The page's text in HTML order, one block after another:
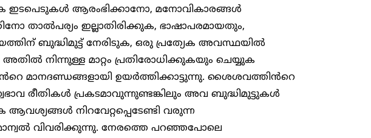
ഇടപെടുകൾ ആരംഭിക്കാനോ, മനോവികാരങ്ങൾ
താൽപര്യം ഇല്ലാതിരിക്കുക, ഭാഷാപരമായതും,
ബുദ്ധിമുട്ട് നേരിടുക, ഒരു പ്രത്യേക അവസ്ഥയിൽ
നിന്നുള്ള മാറ്റം പ്രതിരോധിക്കുകയും ചെയ്യുക
മാനദണ്ഡങ്ങളായി ഉയർത്തിക്കാട്ടുന്നു. ശൈശവത്തിൻറെ
രീതികൾ പ്രകടമാവുന്നുണ്ടങ്കിലും അവ ബുദ്ധിമുട്ടുകൾ
നിറവേറ്റപ്പെടേണ്ടി വരുന്ന
വിവരിക്കുന്നു. നേരത്തെ പറഞ്ഞപോലെ